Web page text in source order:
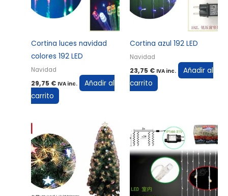
Cortina luces navidad
colores 192 LED
Navidad
29,75 € IVA inc.
Añadir al
carrito
Cortina azul 192 LED
Navidad
23,75 € IVA inc.
Añadir al
carrito